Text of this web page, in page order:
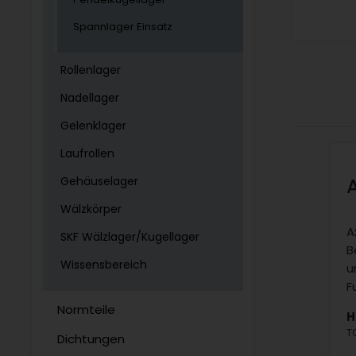
Spannlager Einsatz
Rollenlager
Nadellager
Gelenklager
Laufrollen
Gehäuselager
Wälzkörper
SKF Wälzlager/Kugellager
Wissensbereich
Normteile
Dichtungen